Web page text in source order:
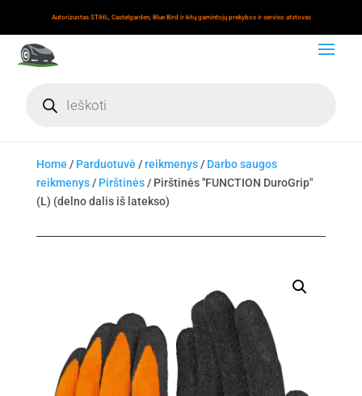
Autorizuotas STIHL, Castelgarden, Blue Bird ir kitų gamintojų prekybos ir serviso atstovas
search
Home / Parduotuvė /reikmenys/ Darbo saugos
reikmenys/ Pirštinės/ Pirštinės "FUNCTION DuroGrip"
(L) (delno dalis iš latekso)